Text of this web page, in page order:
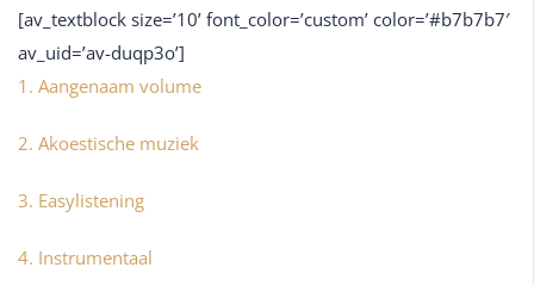
[av_textblock size=’10’ font_color=’custom’ color=’#b7b7b7′
av_uid=’av-duqp3o’]
1. Aangenaam volume
2. Akoestische muziek
3. Easylistening
4. Instrumentaal